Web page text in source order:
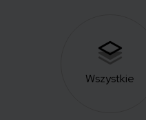
Wszystkie